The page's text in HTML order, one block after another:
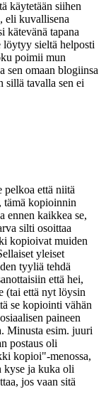
käytetään siihen
eli kuvallisena
kätevänä tapana
löytyy sieltä helposti
poimii mun
sen omaan blogiinsa
sillä tavalla sen ei
että niitä
tämä kopioinnin
ennen kaikkea se,
silti osoittaa
kopioivat muiden
yleiset
tyyliä tehdä
että hei,
(tai että nyt löysin
se kopiointi vähän
paineen
Minusta esim. juuri
postaus oli
kopioi"-menossa,
kyse ja kuka oli
jos vaan sitä